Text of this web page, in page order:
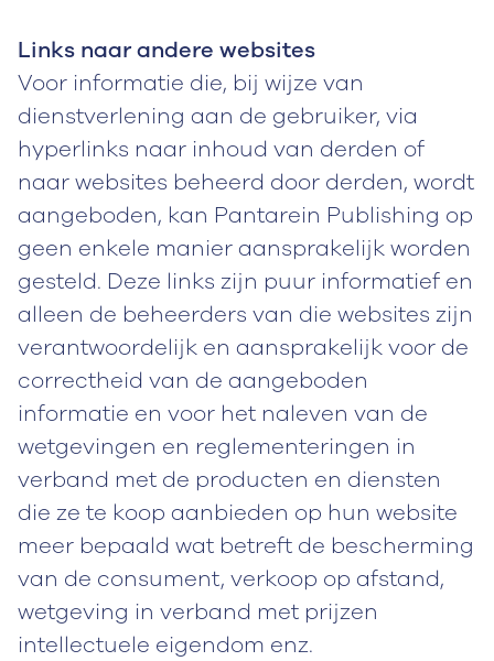
Links naar andere websites
Voor informatie die, bij wijze van
dienstverlening aan de gebruiker, via
hyperlinks naar inhoud van derden of
naar websites beheerd door derden, wordt
aangeboden, kan Pantarein Publishing op
geen enkele manier aansprakelijk worden
gesteld. Deze links zijn puur informatief en
alleen de beheerders van die websites zijn
verantwoordelijk en aansprakelijk voor de
correctheid van de aangeboden
informatie en voor het naleven van de
wetgevingen en reglementeringen in
verband met de producten en diensten
die ze te koop aanbieden op hun website
meer bepaald wat betreft de bescherming
van de consument, verkoop op afstand,
wetgeving in verband met prijzen
intellectuele eigendom enz.